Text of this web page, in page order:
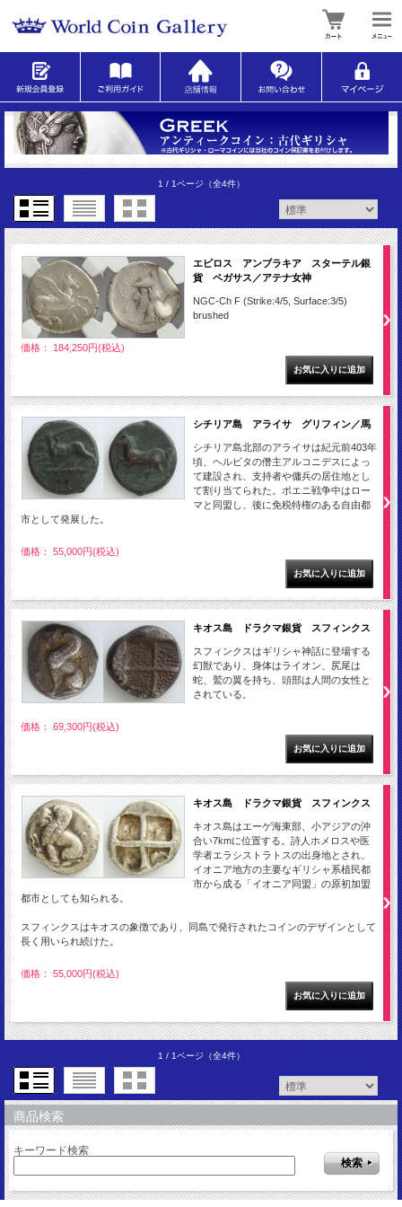
1 / 1ページ （全4件）
エピロス アンブラキア スターテル銀
貨 ペガサス／アテナ女神
NGC-Ch F (Strike:4/5, Surface:3/5)
brushed
価格： 184,250円(税込)
シチリア島 アライサ グリフィン／馬
シチリア島北部のアライサは紀元前403年
頃、ヘルビタの僭主アルコニデスによっ
て建設され、支持者や傭兵の居住地とし
て割り当てられた。ポエニ戦争中はロー
マと同盟し、後に免税特権のある自由都
市として発展した。
価格： 55,000円(税込)
キオス島 ドラクマ銀貨 スフィンクス
スフィンクスはギリシャ神話に登場する
幻獣であり、身体はライオン、尻尾は
蛇、鷲の翼を持ち、頭部は人間の女性と
されている。
価格： 69,300円(税込)
キオス島 ドラクマ銀貨 スフィンクス
キオス島はエーゲ海東部、小アジアの沖
合い7kmに位置する。詩人ホメロスや医
学者エラシストラトスの出身地とされ、
イオニア地方の主要なギリシャ系植民都
市から成る「イオニア同盟」の原初加盟
都市としても知られる。
スフィンクスはキオスの象徴であり、同島で発行されたコインのデザインとして
長く用いられ続けた。
価格： 55,000円(税込)
1 / 1ページ （全4件）
商品検索
キーワード検索